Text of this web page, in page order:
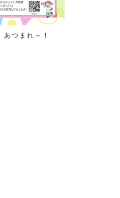
つまれ～！